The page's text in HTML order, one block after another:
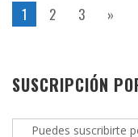
1 2 3 »
SUSCRIPCIÓN
Puedes suscribirte